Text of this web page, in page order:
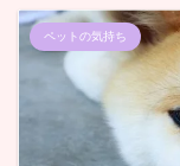
ペットの気持ち